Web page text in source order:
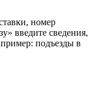
номер
введите сведения,
подъезды в